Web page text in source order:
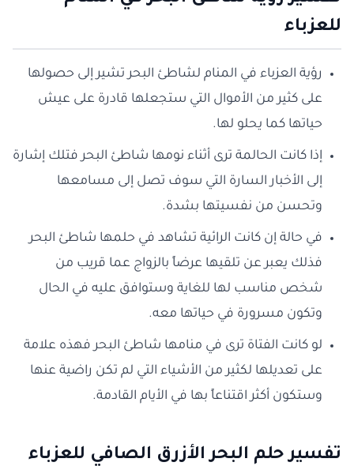
للعزباء
رؤية العزباء في المنام لشاطئ البحر تشير إلى حصولها
على كثير من الأموال التي ستجعلها قادرة على عيش
حياتها كما يحلو لها.
إذا كانت الحالمة ترى أثناء نومها شاطئ البحر فتلك إشارة
إلى الأخبار السارة التي سوف تصل إلى مسامعها
وتحسن من نفسيتها بشدة.
في حالة إن كانت الرائية تشاهد في حلمها شاطئ البحر
فذلك يعبر عن تلقيها عرضاً بالزواج عما قريب من
شخص مناسب لها للغاية وستوافق عليه في الحال
وتكون مسرورة في حياتها معه.
لو كانت الفتاة ترى في منامها شاطئ البحر فهذه علامة
على تعديلها لكثير من الأشياء التي لم تكن راضية عنها
وستكون أكثر اقتناعاً بها في الأيام القادمة.
تفسير حلم البحر الأزرق الصافي للعزباء